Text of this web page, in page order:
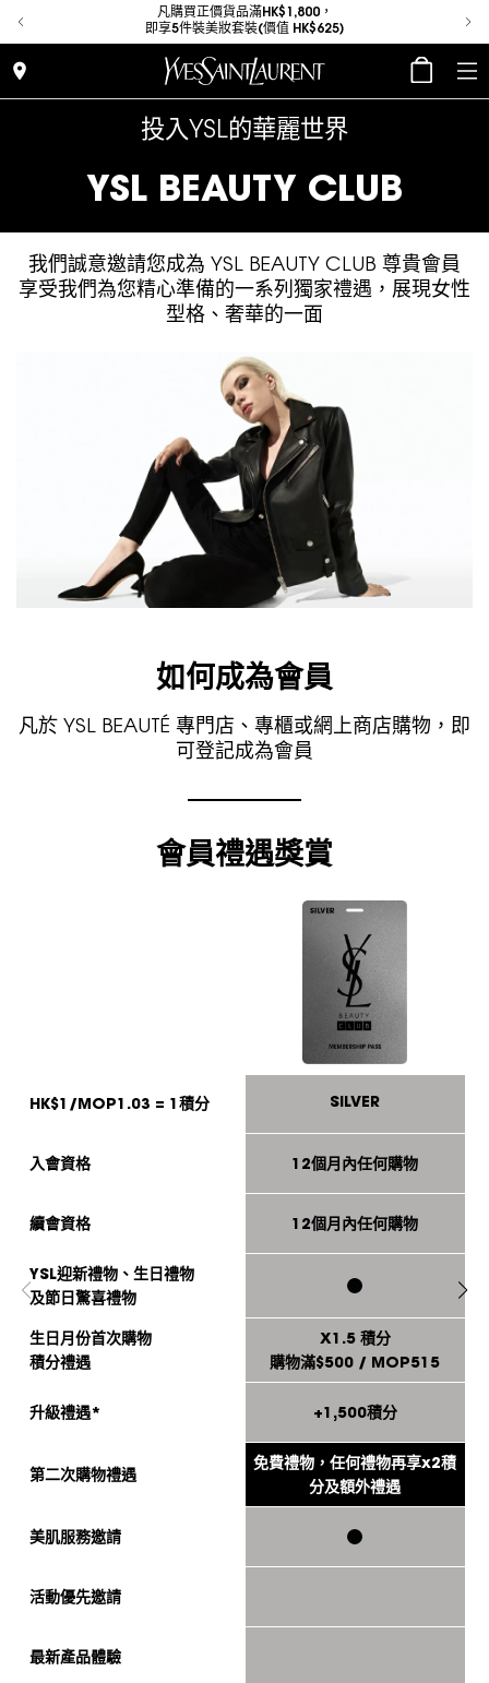
place
place
凡購買正價貨品滿HK$1,800，
即享5件裝美妝套裝(價值 HK$625)
投入YSL的華麗世界
YSL BEAUTY CLUB
我們誠意邀請您成為 YSL BEAUTY CLUB 尊貴會員
享受我們為您精心準備的一系列獨家禮遇，展現女性
型格、奢華的一面
如何成為會員
凡於 YSL BEAUTÉ 專門店、專櫃或網上商店購物，即
可登記成為會員
會員禮遇獎賞
HK$1/MOP1.03 = 1積分 SILVER
入會資格 12個月內任何購物
續會資格 12個月內任何購物
YSL迎新禮物、生日禮物
及節日驚喜禮物
生日月份首次購物
積分禮遇
X1.5 積分
購物滿$500 / MOP515
升級禮遇* +1,500積分
第二次購物禮遇
免費禮物，任何禮物再享x2積
分及額外禮遇
美肌服務邀請
活動優先邀請
最新產品體驗